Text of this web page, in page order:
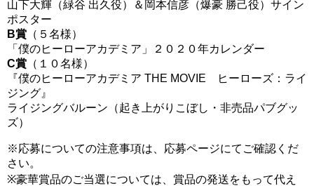
山下大輝（緑谷 出久役）＆岡本信彦（爆豪 勝己役）サイン
ポスター
B賞 （５名様）
「僕のヒーローアカデミア」２０２０年カレンダー
C賞 （１０名様）
『僕のヒーローアカデミア THE MOVIE ヒーローズ：ライ
ジング』
ライジングバルーン（起き上がりこぼし・非売品パブグッ
ズ）
※応募についての注意事項は、応募ページにてご確認くだ
さい。
※豪華賞品のご当選については、賞品の発送をもって代え